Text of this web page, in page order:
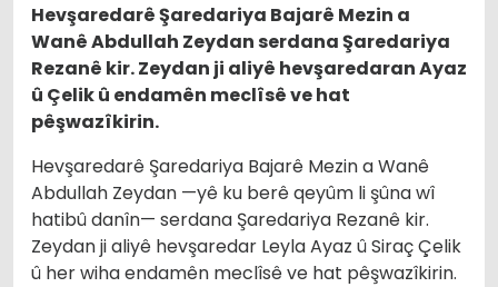
Hevşaredarê Şaredariya Bajarê Mezin a
Wanê Abdullah Zeydan serdana Şaredariya
Rezanê kir. Zeydan ji aliyê hevşaredaran Ayaz
û Çelik û endamên meclîsê ve hat
pêşwazîkirin.
Hevşaredarê Şaredariya Bajarê Mezin a Wanê
Abdullah Zeydan —yê ku berê qeyûm li şûna wî
hatibû danîn— serdana Şaredariya Rezanê kir.
Zeydan ji aliyê hevşaredar Leyla Ayaz û Siraç Çelik
û her wiha endamên meclîsê ve hat pêşwazîkirin.